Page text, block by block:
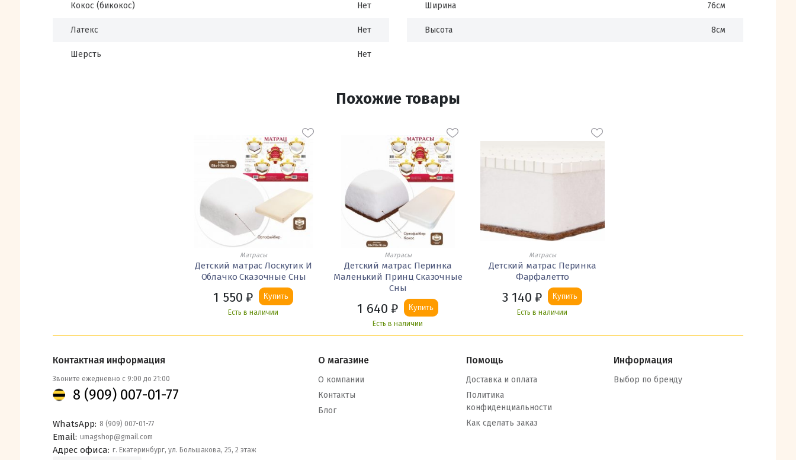
Кокос (бикокос) Нет
Латекс Нет
Шерсть Нет
Ширина 76см
Высота 8см
Похожие товары
Матрасы
Детский матрас Лоскутик И
Облачко Сказочные Сны
1 550 ₽ Купить
Есть в наличии
Матрасы
Детский матрас Перинка
Маленький Принц Сказочные
Сны
1 640 ₽ Купить
Есть в наличии
Матрасы
Детский матрас Перинка
Фарфалетто
3 140 ₽ Купить
Есть в наличии
Контактная информация
Звоните ежедневно с 9:00 до 21:00
8 (909) 007-01-77
WhatsApp: 8 (909) 007-01-77
Email: umagshop@gmail.com
Адрес офиса: г. Екатеринбург, ул. Большакова, 25, 2 этаж
О магазине
О компании
Контакты
Блог
Помощь
Доставка и оплата
Политика
конфиденциальности
Как сделать заказ
Информация
Выбор по бренду